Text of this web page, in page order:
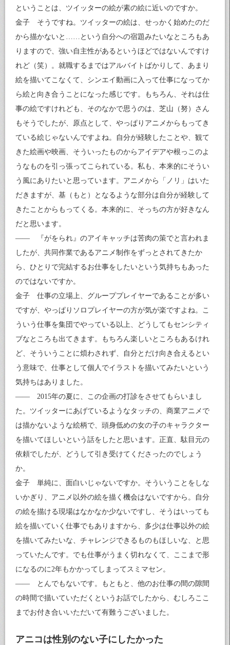
ということは、ツイッターの絵が素の絵に近いのですか。
金子 そうですね。ツイッターの絵は、せっかく始めたのだ
から描かないと……という自分への宿題みたいなところもあ
りますので、強い自主性があるというほどではないんですけ
れど（笑）。就職するまではアルバイトばかりして、あまり
絵を描いてこなくて、シンエイ動画に入って仕事になってか
ら絵と向き合うことになった感じです。もちろん、それは仕
事の絵ですけれども、そのなかで思うのは、芝山（努）さん
もそうでしたが、原点として、やっぱりアニメからもってき
ている絵じゃないんですよね。自分が経験したことや、観て
きた絵画や映画、そういったものからアイデアや根っこのよ
うなものを引っ張ってこられている。私も、本来的にそうい
う風にありたいと思っています。アニメから「ノリ」はいた
だきますが、基（もと）となるような部分は自分が経験して
きたことからもってくる。本来的に、そっちの方が好きなん
だと思います。
―― 『がをられ』のアイキャッチは苦肉の策でと言われま
したが、共同作業であるアニメ制作をずっとされてきたか
ら、ひとりで完結するお仕事をしたいという気持ちもあった
のではないですか。
金子 仕事の立場上、グループプレイヤーであることが多い
ですが、やっぱりソロプレイヤーの方が気が楽ですよね。こ
ういう仕事を集団でやっている以上、どうしてもセンシティ
ブなところも出てきます。もちろん楽しいところもあるけれ
ど、そういうことに煩わされず、自分とだけ向き合えるとい
う意味で、仕事として個人でイラストを描いてみたいという
気持ちはありました。
―― 2015年の夏に、この企画の打診をさせてもらいまし
た。ツイッターにあげているようなタッチの、商業アニメで
は描かないような絵柄で、頭身低めの女の子のキャラクター
を描いてほしいという話をしたと思います。正直、駄目元の
依頼でしたが、どうして引き受けてくださったのでしょう
か。
金子 単純に、面白いじゃないですか。そういうことをしな
いかぎり、アニメ以外の絵を描く機会はないですから。自分
の絵を描ける現場はなかなか少ないですし、そうはいっても
絵を描いていく仕事でもありますから、多少は仕事以外の絵
を描いてみたいな、チャレンジできるものもほしいな、と思
っていたんです。でも仕事がうまく切れなくて、ここまで形
になるのに2年もかかってしまってスミマセン。
―― とんでもないです。もともと、他のお仕事の間の隙間
の時間で描いていただくというお話でしたから、むしろここ
までお付き合いいただいて有難うございました。
アニコは性別のない子にしたかった